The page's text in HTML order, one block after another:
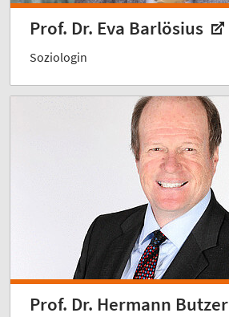
Prof. Dr. Eva Barlösius
Soziologin
Prof. Dr. Hermann Butzer